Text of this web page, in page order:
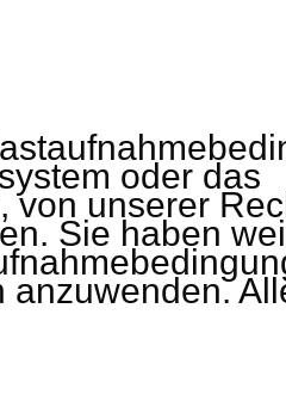
oder das
unserer
Sie haben